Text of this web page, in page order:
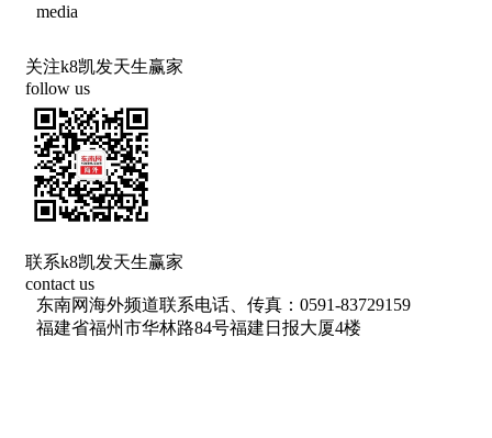
media
关注k8凯发天生赢家
follow us
联系k8凯发天生赢家
contact us
东南网海外频道联系电话、传真：0591-83729159
福建省福州市华林路84号福建日报大厦4楼